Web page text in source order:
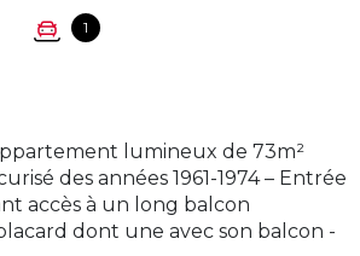
1
lumineux de 73m²
des années 1961-1974 – Entrée
accès à un long balcon
dont une avec son balcon -